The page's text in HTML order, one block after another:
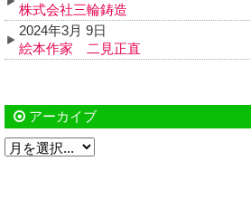
株式会社三輪鋳造
2024年3月 9日
絵本作家 二見正直
アーカイブ